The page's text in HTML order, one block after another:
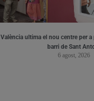
València ultima el nou centre per
barri de Sant
6 agost, 2026